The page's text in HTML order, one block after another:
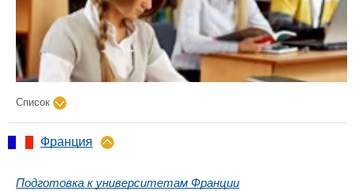
Список
Франция
Подготовка к университетам Франции